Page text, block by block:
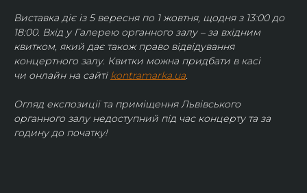
Виставка діє із 5 вересня по 1 жовтня, щодня з 13:00 до
18:00. Вхід у Галерею органного залу – за вхідним
квитком, який дає також право відвідування
концертного залу. Квитки можна придбати в касі
чи онлайн на сайті kontramarka.ua.
Огляд експозиції та приміщення Львівського
органного залу недоступний під час концерту та за
годину до початку!